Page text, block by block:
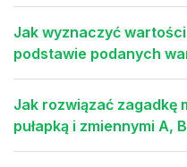
Jak wyznaczyć wartości
podstawie podanych
Jak rozwiązać zagadkę
pułapką i zmiennymi A,